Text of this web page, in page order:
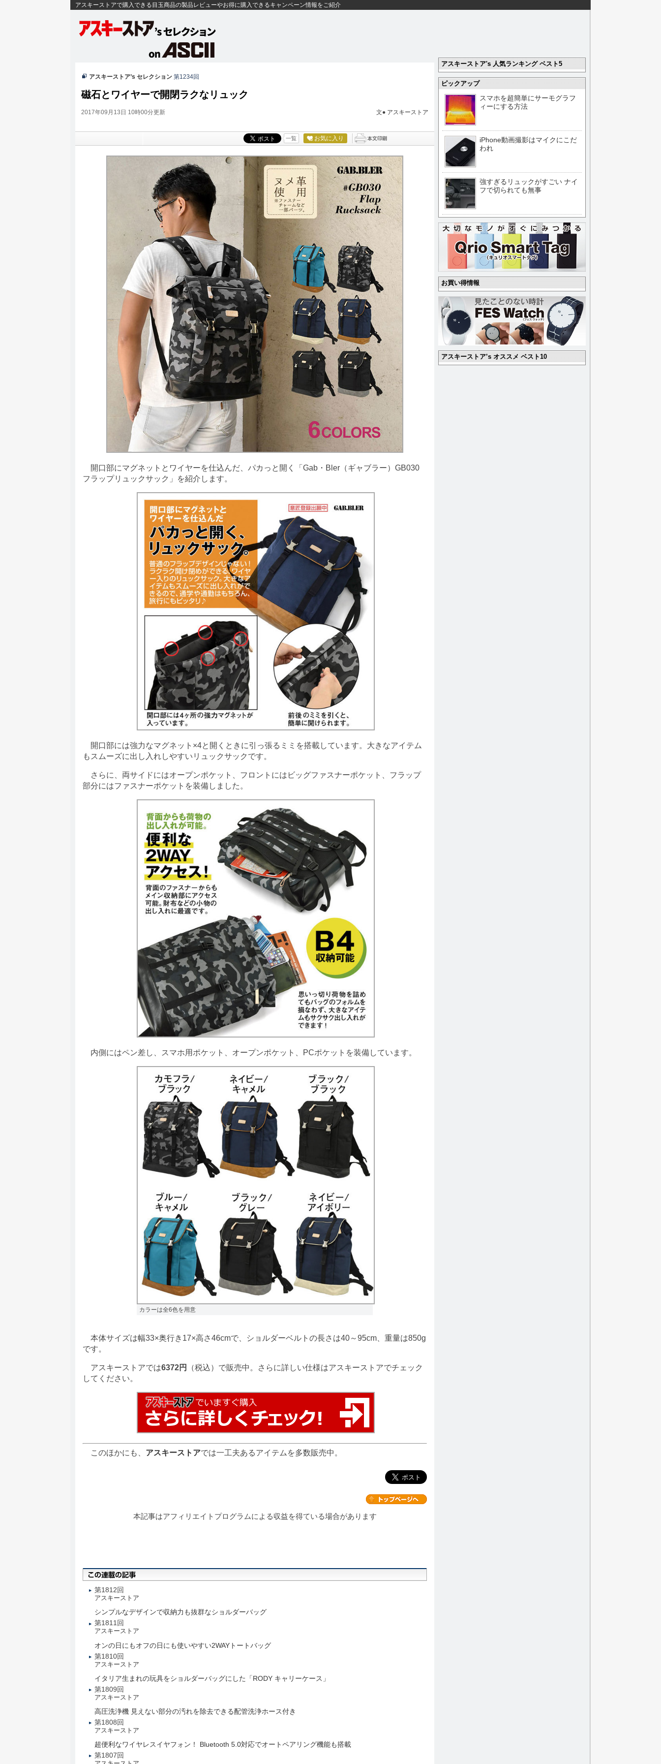
アスキーストアで購入できる目玉商品の製品レビューやお得に購入できるキャンペーン情報をご紹介
アスキーストア’s セレクション 第1234回
磁石とワイヤーで開閉ラクなリュック
2017年09月13日 10時00分更新 文● アスキーストア
一覧 お気に入り
開口部にマグネットとワイヤーを仕込んだ、パカっと開く「Gab・Bler（ギャブラー）GB030
フラップリュックサック」を紹介します。
開口部には強力なマグネット×4と開くときに引っ張るミミを搭載しています。大きなアイテム
もスムーズに出し入れしやすいリュックサックです。
さらに、両サイドにはオープンポケット、フロントにはビッグファスナーポケット、フラップ
部分にはファスナーポケットを装備しました。
内側にはペン差し、スマホ用ポケット、オープンポケット、PCポケットを装備しています。
カラーは全6色を用意
本体サイズは幅33×奥行き17×高さ46cmで、ショルダーベルトの長さは40～95cm、重量は850g
です。
アスキーストアでは6372円
（税込）で販売中。さらに詳しい仕様はアスキーストアでチェック
してください。
このほかにも、 アスキーストアでは一工夫あるアイテムを多数販売中。
本記事はアフィリエイトプログラムによる収益を得ている場合があります
第1812回
アスキーストア
シンプルなデザインで収納力も抜群なショルダーバッグ
第1811回
アスキーストア
オンの日にもオフの日にも使いやすい2WAYトートバッグ
第1810回
アスキーストア
イタリア生まれの玩具をショルダーバッグにした「RODY キャリーケース」
第1809回
アスキーストア
高圧洗浄機 見えない部分の汚れを除去できる配管洗浄ホース付き
第1808回
アスキーストア
超便利なワイヤレスイヤフォン！ Bluetooth 5.0対応でオートペアリング機能も搭載
第1807回
アスキーストア's 人気ランキング ベスト5
ピックアップ
スマホを超簡単にサーモグラフ
ィーにする方法
iPhone動画撮影はマイクにこだ
われ
強すぎるリュックがすごい ナイ
フで切られても無事
お買い得情報
アスキーストア’s オススメ ベスト10